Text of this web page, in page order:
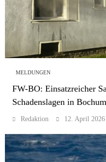
MELDUNGEN
FW-BO: Einsatzreicher
Schadenslagen in Bochum
Redaktion 12. April 2026